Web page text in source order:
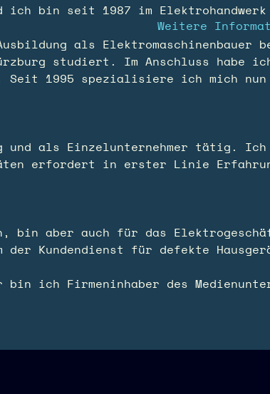
ich bin seit 1987 im
als
studiert. Im Anschluss habe
Seit 1995 spezialisiere ich mich
als Einzelunternehmer tätig.
erfordert in erster Linie
aber auch für das Elektrogeschäft
der Kundendienst für defekte
bin ich Firmeninhaber des
Weitere